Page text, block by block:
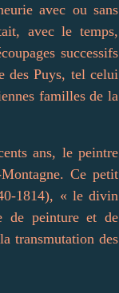
avec ou sans
avec le temps,
successifs
des Puys, tel celui
familles de la
ans, le peintre
Ce petit
1814), « le divin
de peinture et de
transmutation des